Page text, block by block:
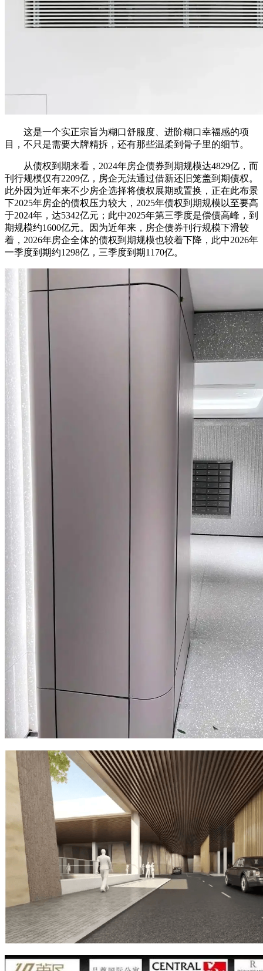
这是一个实正宗旨为糊口舒服度、进阶糊口幸福感的项
目，不只是需要大牌精拆，还有那些温柔到骨子里的细节。
从债权到期来看，2024年房企债券到期规模达4829亿，而
刊行规模仅有2209亿，房企无法通过借新还旧笼盖到期债权。
此外因为近年来不少房企选择将债权展期或置换，正在此布景
下2025年房企的债权压力较大，2025年债权到期规模以至要高
于2024年，达5342亿元；此中2025年第三季度是偿债高峰，到
期规模约1600亿元。因为近年来，房企债券刊行规模下滑较
着，2026年房企全体的债权到期规模也较着下降，此中2026年
一季度到期约1298亿，三季度到期1170亿。